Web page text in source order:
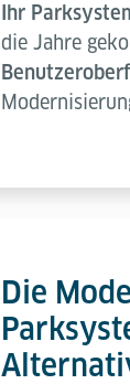
Ihr
die Jahre
Die